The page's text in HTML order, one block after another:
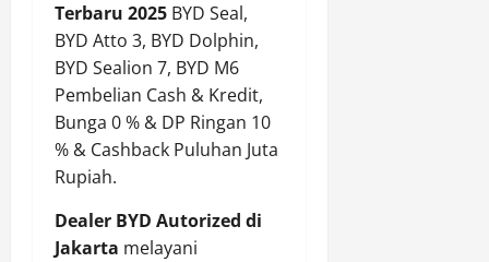
Terbaru 2025 BYD Seal,
BYD Atto 3, BYD Dolphin,
BYD Sealion 7, BYD M6
Pembelian Cash & Kredit,
Bunga 0 % & DP Ringan 10
% & Cashback Puluhan Juta
Rupiah.
Dealer BYD Autorized di
Jakarta melayani